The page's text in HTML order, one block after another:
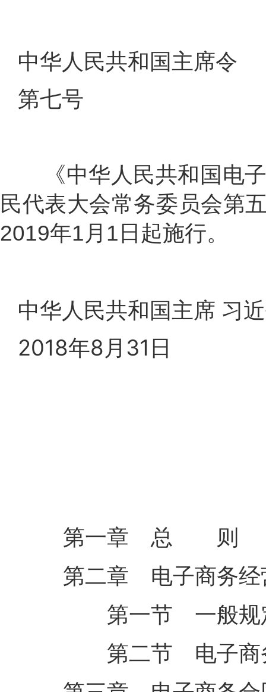
中华人民共和国主席令
第七号
《中华人民共和国电
民代表大会常务委员会第
2019年1月1日起施行。
中华人民共和国主席 习
2018年8月31日
第一章 总 则
第二章 电子商务经
第一节 一般规
第二节 电子商